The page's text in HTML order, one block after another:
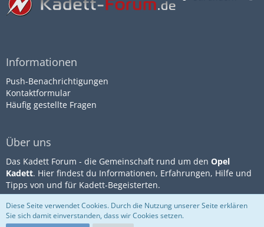
Informationen
Push-Benachrichtigungen
Kontaktformular
Häufig gestellte Fragen
Über uns
Das Kadett Forum - die Gemeinschaft rund um den Opel
Kadett. Hier findest du Informationen, Erfahrungen, Hilfe und
Tipps von und für Kadett-Begeisterten.
Community-Software:WoltLab
Impressum
Diese Seite verwendet Cookies. Durch die Nutzung unserer Seite erklären
Sie sich damit einverstanden, dass wir Cookies setzen.